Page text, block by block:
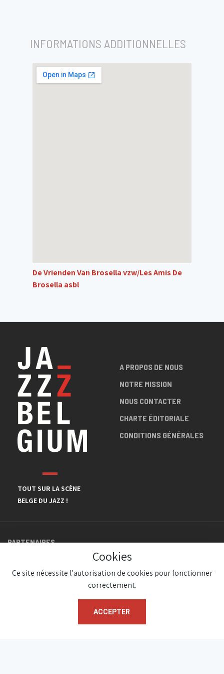
INFORMATIONS ADDITIONNELLES
De Vrienden Van Brosella vzw/Les Amis De
Brosella asbl
TOUT SUR LA SCÈNE
BELGE DU JAZZ !
A PROPOS DE NOUS
NOTRE MISSION
NOUS CONTACTER
CHARTE ÉDITORIALE
CONDITIONS GÉNÉRALES
PARTENAIRES
© JazzInBelgium 2026 ( Version 1.1.2)
Cookies
Ce site nécessite l'autorisation de cookies pour fonctionner
correctement.
ACCEPTER